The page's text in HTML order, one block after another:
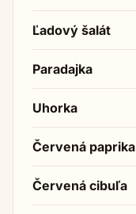
Ľadový šalát
Paradajka
Uhorka
Červená paprika
Červená cibuľa